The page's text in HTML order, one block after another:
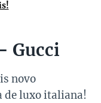
Gucci
novo
de luxo italiana!